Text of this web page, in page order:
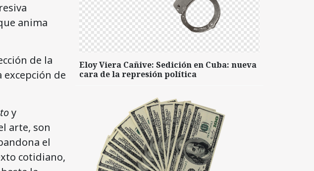
anima
de la
de
y
arte, son
el
cotidiano,
Eloy Viera Cañive: Sedición en Cuba: nueva
cara de la represión política